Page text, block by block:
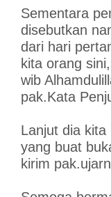
Sementara
disebutkan
dari hari
kita orang
wib
pak.Kata
Lanjut dia kita
yang buat
kirim